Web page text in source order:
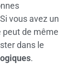
vous avez un
peut de même
dans le
.